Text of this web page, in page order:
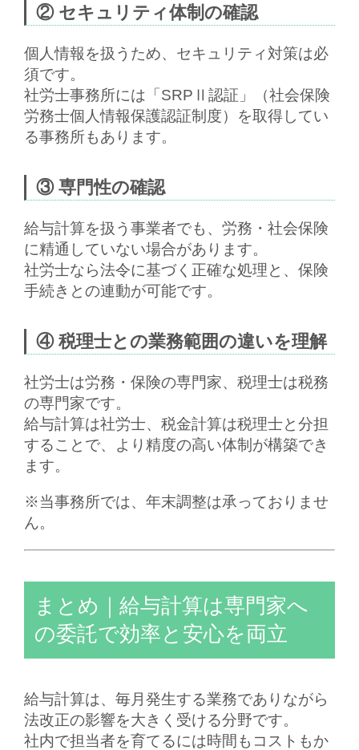
② セキュリティ体制の確認
個人情報を扱うため、セキュリティ対策は必
須です。
社労士事務所には「SRPⅡ認証」（社会保険
労務士個人情報保護認証制度）を取得してい
る事務所もあります。
③ 専門性の確認
給与計算を扱う事業者でも、労務・社会保険
に精通していない場合があります。
社労士なら法令に基づく正確な処理と、保険
手続きとの連動が可能です。
④ 税理士との業務範囲の違いを理解
社労士は労務・保険の専門家、税理士は税務
の専門家です。
給与計算は社労士、税金計算は税理士と分担
することで、 より精度の高い体制 が構築でき
ます。
※当事務所では、年末調整は承っておりませ
ん。
まとめ｜給与計算は専門家へ
の委託で効率と安心を両立
給与計算は、毎月発生する業務でありながら
法改正の影響を大きく受ける分野です。
社内で担当者を育てるには時間もコストもか